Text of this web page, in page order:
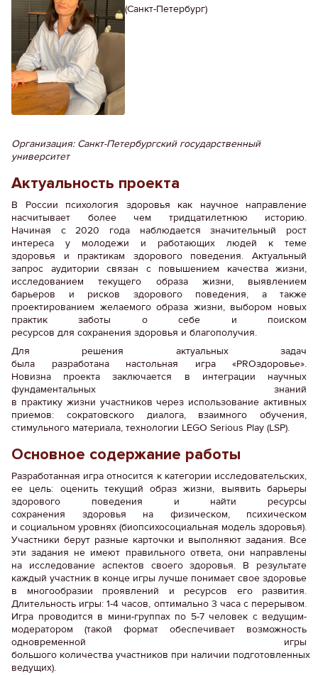
(Санкт-Петербург)
Организация: Санкт-Петербургский государственный
университет
Актуальность проекта
В России психология здоровья как научное направление
насчитывает более чем тридцатилетнюю историю.
Начиная с 2020 года наблюдается значительный рост
интереса у молодежи и работающих людей к теме
здоровья и практикам здорового поведения. Актуальный
запрос аудитории связан с повышением качества жизни,
исследованием текущего образа жизни, выявлением
барьеров и рисков здорового поведения, а также
проектированием желаемого образа жизни, выбором новых
практик заботы о себе и поиском
ресурсов для сохранения здоровья и благополучия.
Для решения актуальных задач
была разработана настольная игра «PROздоровье».
Новизна проекта заключается в интеграции научных
фундаментальных знаний
в практику жизни участников через использование активных
приемов: сократовского диалога, взаимного обучения,
стимульного материала, технологии LEGO Serious Play (LSP).
Основное содержание работы
Разработанная игра относится к категории исследовательских,
ее цель: оценить текущий образ жизни, выявить барьеры
здорового поведения и найти ресурсы
сохранения здоровья на физическом, психическом
и социальном уровнях (биопсихосоциальная модель здоровья).
Участники берут разные карточки и выполняют задания. Все
эти задания не имеют правильного ответа, они направлены
на исследование аспектов своего здоровья. В результате
каждый участник в конце игры лучше понимает свое здоровье
в многообразии проявлений и ресурсов его развития.
Длительность игры: 1-4 часов, оптимально 3 часа с перерывом.
Игра проводится в мини-группах по 5-7 человек с ведущим-
модератором (такой формат обеспечивает возможность
одновременной игры
большого количества участников при наличии подготовленных
ведущих).